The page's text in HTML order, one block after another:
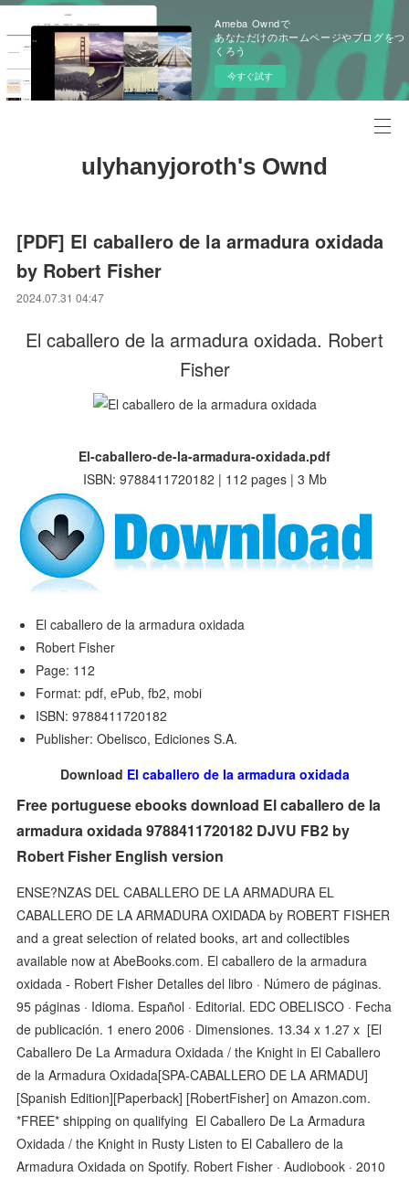
Ameba Owndで
あなただけのホームページやブログをつ
くろう
今すぐ試す
ulyhanyjoroth's Ownd
[PDF] El caballero de la armadura oxidada
by Robert Fisher
2024.07.31 04:47
El caballero de la armadura oxidada. Robert
Fisher
El-caballero-de-la-armadura-oxidada.pdf
ISBN: 9788411720182 | 112 pages | 3 Mb
El caballero de la armadura oxidada
Robert Fisher
Page: 112
Format: pdf, ePub, fb2, mobi
ISBN: 9788411720182
Publisher: Obelisco, Ediciones S.A.
Download El caballero de la armadura oxidada
Free portuguese ebooks download El caballero de la
armadura oxidada 9788411720182 DJVU FB2 by
Robert Fisher English version
ENSE?NZAS DEL CABALLERO DE LA ARMADURA EL
CABALLERO DE LA ARMADURA OXIDADA by ROBERT FISHER
and a great selection of related books, art and collectibles
available now at AbeBooks.com. El caballero de la armadura
oxidada - Robert Fisher Detalles del libro · Número de páginas.
95 páginas · Idioma. Español · Editorial. EDC OBELISCO · Fecha
de publicación. 1 enero 2006 · Dimensiones. 13.34 x 1.27 x [El
Caballero De La Armadura Oxidada / the Knight in El Caballero
de la Armadura Oxidada[SPA-CABALLERO DE LA ARMADU]
[Spanish Edition][Paperback] [RobertFisher] on Amazon.com.
*FREE* shipping on qualifying El Caballero De La Armadura
Oxidada / the Knight in Rusty Listen to El Caballero de la
Armadura Oxidada on Spotify. Robert Fisher · Audiobook · 2010